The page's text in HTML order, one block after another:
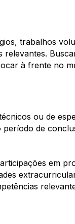
trabalhos
à frente no
ou de
de
em